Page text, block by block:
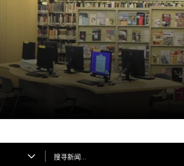
搜寻新闻...